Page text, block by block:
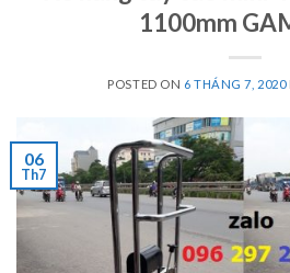
1100mm
POSTED ON 6 THÁNG 7, 2020
06
Th7